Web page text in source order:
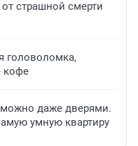
страшной смерти
головоломка,
кофе
можно даже дверями.
умную квартиру